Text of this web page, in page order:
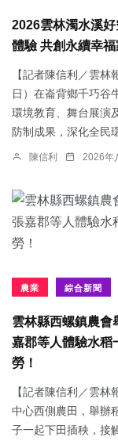
2026雲林濁水溪
體驗 共創永續幸
【記者陳信利／雲
日）在崙背鄉千巧谷
環境教育、舞台展演
防制成果，深化全民
陳信利 2026年
農業 綜合新聞
雲林縣西螺鎮農會
嘉郡等人體驗水稻
勞！
【記者陳信利／雲
中心西側農田，舉辦
子一起下田插秧，接